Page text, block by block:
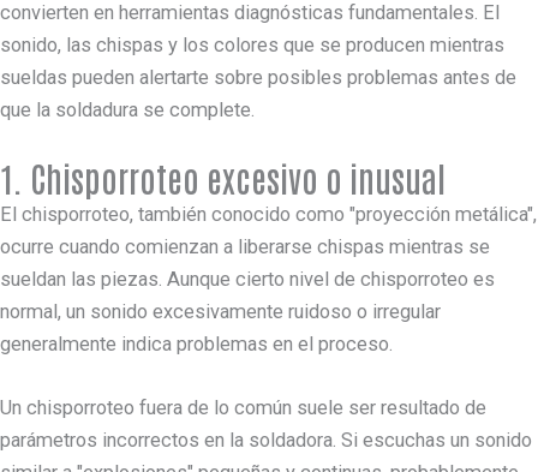
convierten en herramientas diagnósticas fundamentales. El
sonido, las chispas y los colores que se producen mientras
sueldas pueden alertarte sobre posibles problemas antes de
que la soldadura se complete.
1. Chisporroteo excesivo o inusual
El chisporroteo, también conocido como "proyección metálica",
ocurre cuando comienzan a liberarse chispas mientras se
sueldan las piezas. Aunque cierto nivel de chisporroteo es
normal, un sonido excesivamente ruidoso o irregular
generalmente indica problemas en el proceso.
Un chisporroteo fuera de lo común suele ser resultado de
parámetros incorrectos en la soldadora. Si escuchas un sonido